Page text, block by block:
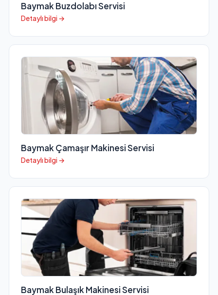
Baymak Buzdolabı Servisi
Detaylı bilgi →
Baymak Çamaşır Makinesi Servisi
Detaylı bilgi →
Baymak Bulaşık Makinesi Servisi